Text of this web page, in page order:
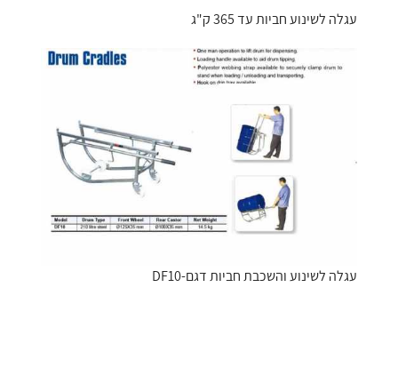
עגלה לשינוע חביות עד 365 ק"ג
עגלה לשינוע והשכבת חביות דגם-DF10